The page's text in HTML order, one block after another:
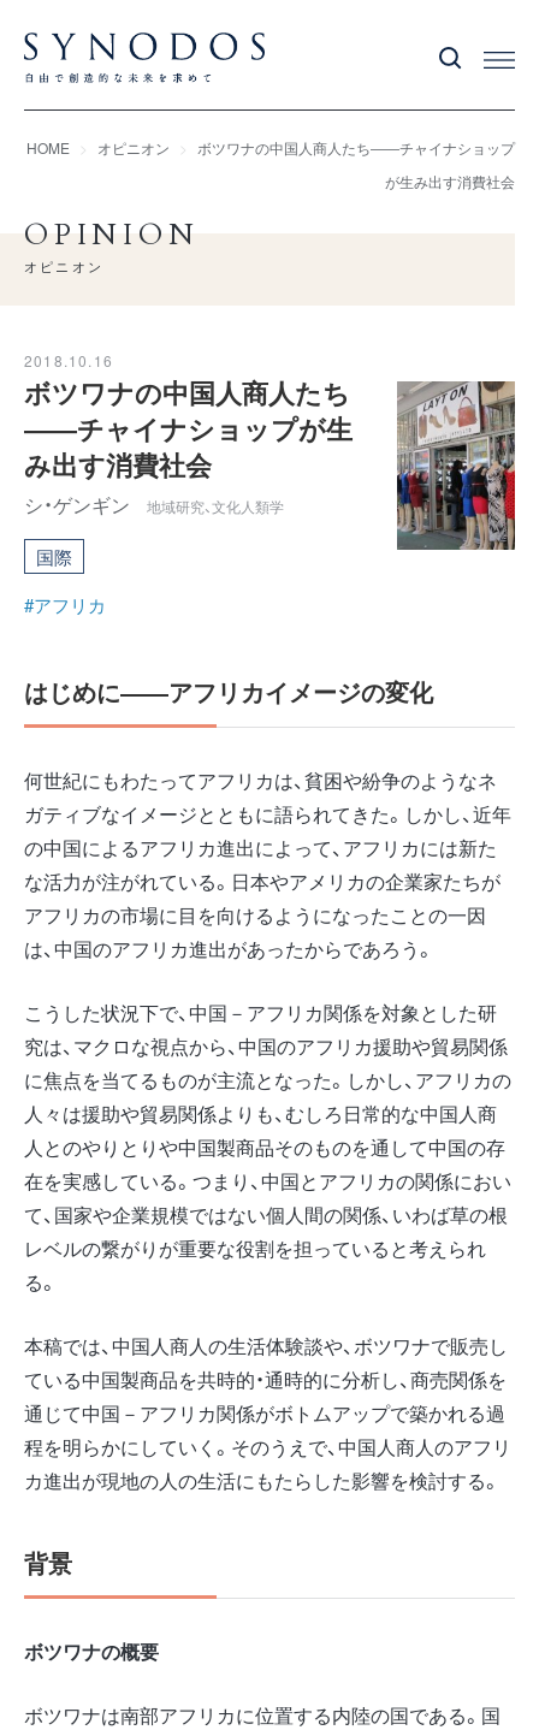
HOME オピニオン
ボツワナの中国人商人たち――チャイナショップ
が生み出す消費社会
OPINION
オピニオン
2018.10.16
ボツワナの中国人商人たち
――チャイナショップが生
み出す消費社会
シ・ゲンギン 地域研究、文化人類学
国際
#アフリカ
はじめに――アフリカイメージの変化
何世紀にもわたってアフリカは、貧困や紛争のようなネ
ガティブなイメージとともに語られてきた。しかし、近年
の中国によるアフリカ進出によって、アフリカには新た
な活力が注がれている。日本やアメリカの企業家たちが
アフリカの市場に目を向けるようになったことの一因
は、中国のアフリカ進出があったからであろう。
こうした状況下で、中国－アフリカ関係を対象とした研
究は、マクロな視点から、中国のアフリカ援助や貿易関係
に焦点を当てるものが主流となった。しかし、アフリカの
人々は援助や貿易関係よりも、むしろ日常的な中国人商
人とのやりとりや中国製商品そのものを通して中国の存
在を実感している。つまり、中国とアフリカの関係におい
て、国家や企業規模ではない個人間の関係、いわば草の根
レベルの繋がりが重要な役割を担っていると考えられ
る。
本稿では、中国人商人の生活体験談や、ボツワナで販売し
ている中国製商品を共時的・通時的に分析し、商売関係を
通じて中国－アフリカ関係がボトムアップで築かれる過
程を明らかにしていく。そのうえで、中国人商人のアフリ
カ進出が現地の人の生活にもたらした影響を検討する。
背景
ボツワナの概要
ボツワナは南部アフリカに位置する内陸の国である。国